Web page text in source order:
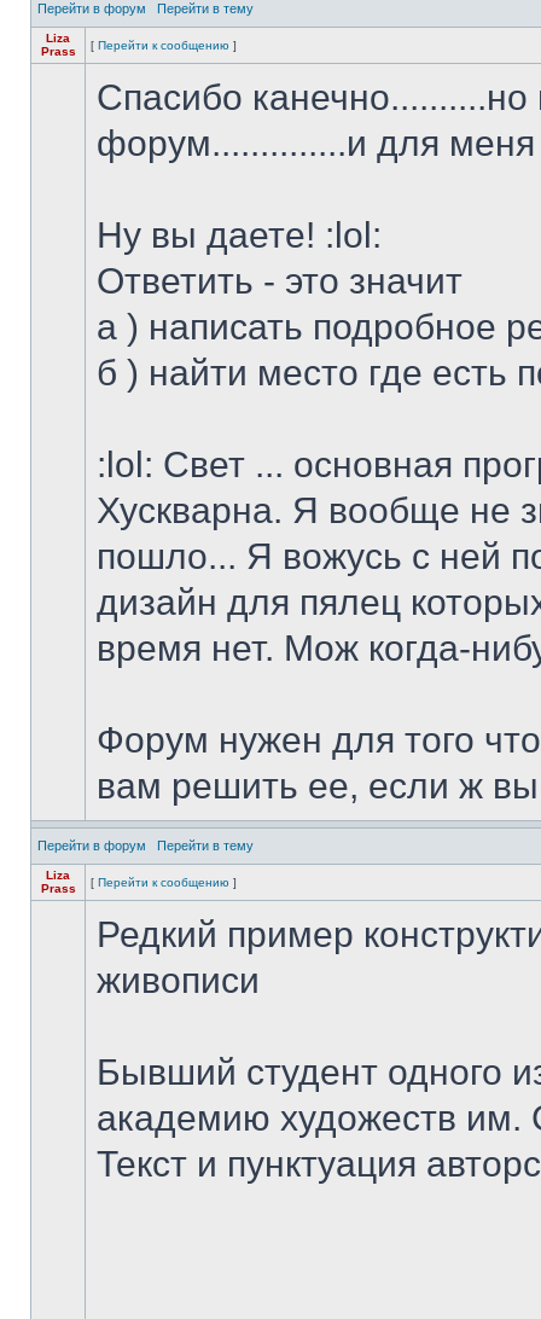
Перейти в форум Перейти в тему
Liza
Prass
[ Перейти к сообщению ]
Спасибо канечно..........но
форум..............и для
Ну вы даете! :lol:
Ответить - это значит
а ) написать подробное
б ) найти место где есть
:lol: Свет ... основная
Хускварна. Я вообще не
пошло... Я вожусь с ней
дизайн для пялец
время нет. Мож когда-
Форум нужен для того
вам решить ее, если ж вы
Перейти в форум Перейти в тему
Liza
Prass
[ Перейти к сообщению ]
Редкий пример
живописи
Бывший студент одного
академию художеств им.
Текст и пунктуация